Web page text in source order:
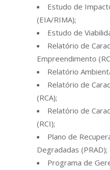
Estudo de
(EIA/RIMA);
Estudo de
Relatório de
Empreendimento
Relatório
Relatório de
(RCA);
Relatório de
(RCI);
Plano de
Degradadas (PRAD);
Programa de